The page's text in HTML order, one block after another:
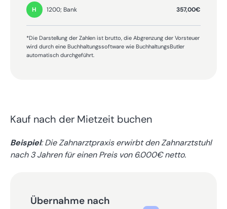
H 1200; Bank 357,00€
*Die Darstellung der Zahlen ist brutto, die Abgrenzung der Vorsteuer
wird durch eine Buchhaltungssoftware wie BuchhaltungsButler
automatisch durchgeführt.
Kauf nach der Mietzeit buchen
Beispiel: Die Zahnarztpraxis erwirbt den Zahnarztstuhl
nach 3 Jahren für einen Preis von 6.000€ netto.
Übernahme nach